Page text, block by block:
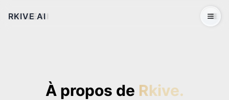
RKIVE AI
À propos de Rkive.